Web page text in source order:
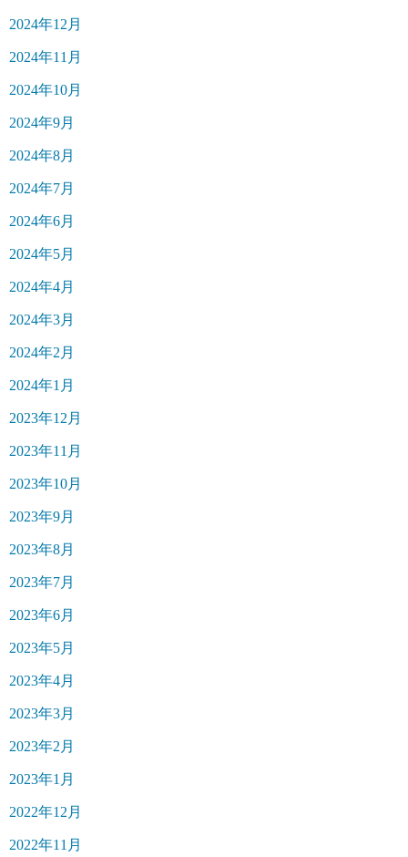
2024年12月
2024年11月
2024年10月
2024年9月
2024年8月
2024年7月
2024年6月
2024年5月
2024年4月
2024年3月
2024年2月
2024年1月
2023年12月
2023年11月
2023年10月
2023年9月
2023年8月
2023年7月
2023年6月
2023年5月
2023年4月
2023年3月
2023年2月
2023年1月
2022年12月
2022年11月